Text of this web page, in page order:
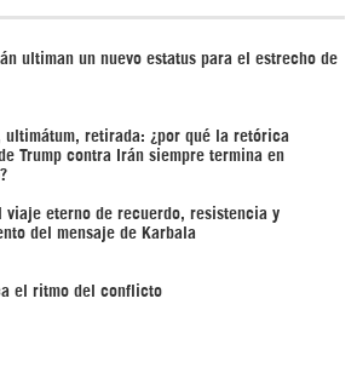
ultiman un nuevo estatus para el estrecho de
ultimátum, retirada: ¿por qué la retórica
Trump contra Irán siempre termina en
viaje eterno de recuerdo, resistencia y
del mensaje de Karbala
el ritmo del conflicto